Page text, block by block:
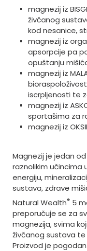
magnezij iz
živčanog
kod nesanice,
magnezij iz
apsorpcije pa
opuštanju
magnezij iz
iscrpljenosti te
magnezij iz
sportašima za
magnezij iz
Magnezij je jedan
raznolikim učincima
energiju,
sustava, zdrave
Natural Wealth® 5
preporučuje se za
magnezija, svima
živčanog sustava
Proizvod je